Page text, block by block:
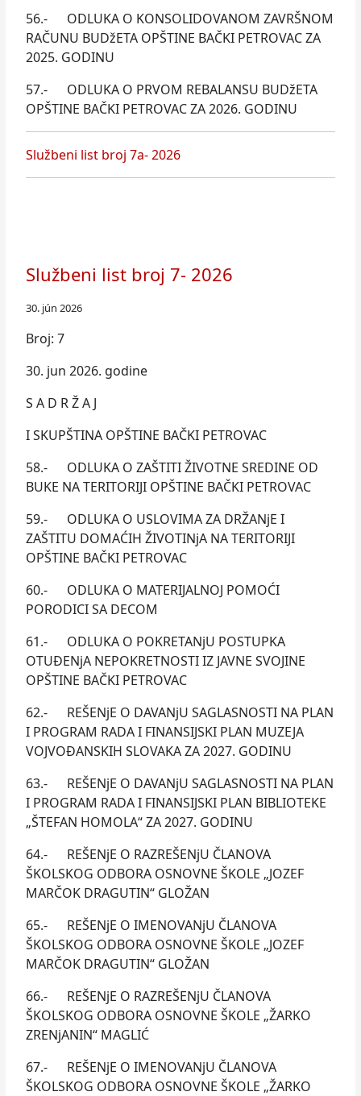
56.- ODLUKA O KONSOLIDOVANOM ZAVRŠNOM
RAČUNU BUDžETA OPŠTINE BAČKI PETROVAC ZA
2025. GODINU
57.- ODLUKA O PRVOM REBALANSU BUDžETA
OPŠTINE BAČKI PETROVAC ZA 2026. GODINU
Službeni list broj 7а- 2026
Službeni list broj 7- 2026
30. jún 2026
Broj: 7
30. jun 2026. godine
S A D R Ž A J
I SKUPŠTINA OPŠTINE BAČKI PETROVAC
58.- ODLUKA O ZAŠTITI ŽIVOTNE SREDINE OD
BUKE NA TERITORIJI OPŠTINE BAČKI PETROVAC
59.- ODLUKA O USLOVIMA ZA DRŽANjE I
ZAŠTITU DOMAĆIH ŽIVOTINjA NA TERITORIJI
OPŠTINE BAČKI PETROVAC
60.- ODLUKA O MATERIJALNOJ POMOĆI
PORODICI SA DECOM
61.- ODLUKA O POKRETANjU POSTUPKA
OTUĐENjA NEPOKRETNOSTI IZ JAVNE SVOJINE
OPŠTINE BAČKI PETROVAC
62.- REŠENjE O DAVANjU SAGLASNOSTI NA PLAN
I PROGRAM RADA I FINANSIJSKI PLAN MUZEJA
VOJVOĐANSKIH SLOVAKA ZA 2027. GODINU
63.- REŠENjE O DAVANjU SAGLASNOSTI NA PLAN
I PROGRAM RADA I FINANSIJSKI PLAN BIBLIOTEKE
„ŠTEFAN HOMOLA“ ZA 2027. GODINU
64.- REŠENjE O RAZREŠENjU ČLANOVA
ŠKOLSKOG ODBORA OSNOVNE ŠKOLE „JOZEF
MARČOK DRAGUTIN“ GLOŽAN
65.- REŠENjE O IMENOVANjU ČLANOVA
ŠKOLSKOG ODBORA OSNOVNE ŠKOLE „JOZEF
MARČOK DRAGUTIN“ GLOŽAN
66.- REŠENjE O RAZREŠENjU ČLANOVA
ŠKOLSKOG ODBORA OSNOVNE ŠKOLE „ŽARKO
ZRENjANIN“ MAGLIĆ
67.- REŠENjE O IMENOVANjU ČLANOVA
ŠKOLSKOG ODBORA OSNOVNE ŠKOLE „ŽARKO